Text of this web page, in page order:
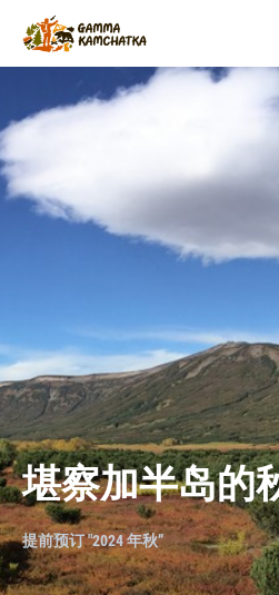
堪察加半岛的
提前预订 "2024 年秋”